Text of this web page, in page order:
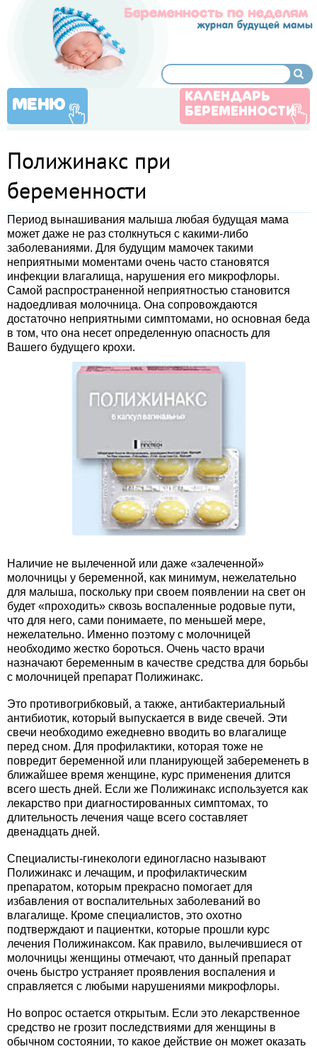
МЕНЮ
КАЛЕНДАРЬ
БЕРЕМЕННОСТИ
Полижинакс при
беременности
Период вынашивания малыша любая будущая мама
может даже не раз столкнуться с какими-либо
заболеваниями. Для будущим мамочек такими
неприятными моментами очень часто становятся
инфекции влагалища, нарушения его микрофлоры.
Самой распространенной неприятностью становится
надоедливая молочница. Она сопровождаются
достаточно неприятными симптомами, но основная беда
в том, что она несет определенную опасность для
Вашего будущего крохи.
Наличие не вылеченной или даже «залеченной»
молочницы у беременной, как минимум, нежелательно
для малыша, поскольку при своем появлении на свет он
будет «проходить» сквозь воспаленные родовые пути,
что для него, сами понимаете, по меньшей мере,
нежелательно. Именно поэтому с молочницей
необходимо жестко бороться. Очень часто врачи
назначают беременным в качестве средства для борьбы
с молочницей препарат Полижинакс.
Это противогрибковый, а также, антибактериальный
антибиотик, который выпускается в виде свечей. Эти
свечи необходимо ежедневно вводить во влагалище
перед сном. Для профилактики, которая тоже не
повредит беременной или планирующей забеременеть в
ближайшее время женщине, курс применения длится
всего шесть дней. Если же Полижинакс используется как
лекарство при диагностированных симптомах, то
длительность лечения чаще всего составляет
двенадцать дней.
Специалисты-гинекологи единогласно называют
Полижинакс и лечащим, и профилактическим
препаратом, которым прекрасно помогает для
избавления от воспалительных заболеваний во
влагалище. Кроме специалистов, это охотно
подтверждают и пациентки, которые прошли курс
лечения Полижинаксом. Как правило, вылечившиеся от
молочницы женщины отмечают, что данный препарат
очень быстро устраняет проявления воспаления и
справляется с любыми нарушениями микрофлоры.
Но вопрос остается открытым. Если это лекарственное
средство не грозит последствиями для женщины в
обычном состоянии, то какое действие он может оказать